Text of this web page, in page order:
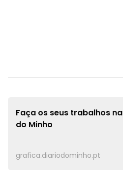
Faça os seus trabalhos na
do Minho
grafica.diariodominho.pt